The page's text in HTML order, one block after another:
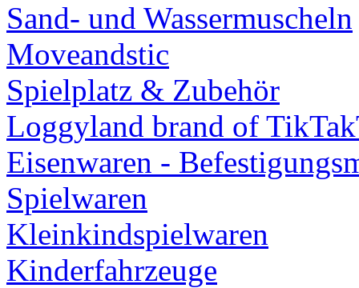
Sand- und Wassermuscheln
Moveandstic
Spielplatz & Zubehör
Loggyland brand of
Eisenwaren -
Spielwaren
Kleinkindspielwaren
Kinderfahrzeuge